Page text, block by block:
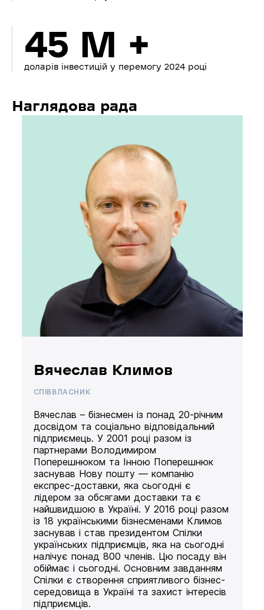
45 M +
доларів інвестицій у перемогу 2024 році
Наглядова рада
Вячеслав Климов
СПІВВЛАСНИК
Вячеслав – бізнесмен із понад 20-річним
досвідом та соціально відповідальний
підприємець. У 2001 році разом із
партнерами Володимиром
Поперешнюком та Інною Поперешнюк
заснував Нову пошту — компанію
експрес-доставки, яка сьогодні є
лідером за обсягами доставки та є
найшвидшою в Україні. У 2016 році разом
із 18 українськими бізнесменами Климов
заснував і став президентом Спілки
українських підприємців, яка на сьогодні
налічує понад 800 членів. Цю посаду він
обіймає і сьогодні. Основним завданням
Спілки є створення сприятливого бізнес-
середовища в Україні та захист інтересів
підприємців.